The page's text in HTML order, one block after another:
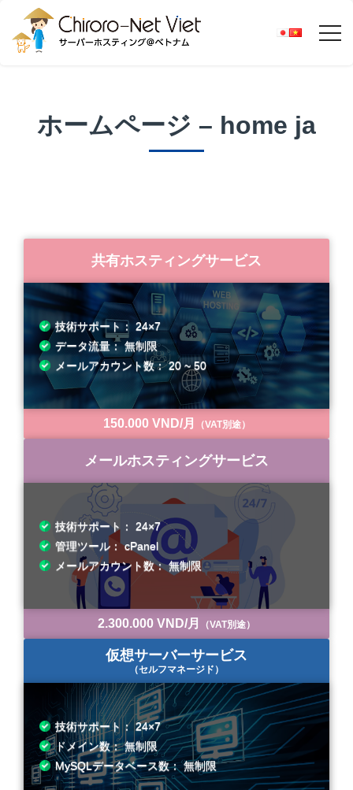
ホームページ – home ja
共有ホスティングサービス
技術サポート： 24×7
データ流量： 無制限
メールアカウント数： 20 ~ 50
150.000 VND/月 （VAT別途）
メールホスティングサービス
技術サポート： 24×7
管理ツール： cPanel
メールアカウント数： 無制限
2.300.000 VND/月 （VAT別途）
仮想サーバーサービス
（セルフマネージド）
技術サポート： 24×7
ドメイン数： 無制限
MySQLデータベース数： 無制限